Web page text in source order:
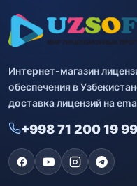
Интернет-магазин
обеспечения в
доставка лицензий на
+998 71 200 19 99